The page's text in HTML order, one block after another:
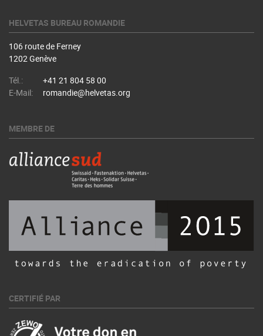
HELVETAS BUREAU ROMANDIE
106 route de Ferney
1202 Genève
Tél.:
+41 21 804 58 00
E-Mail:
romandie@helvetas.org
MEMBRE DE
CERTIFIÉ PAR